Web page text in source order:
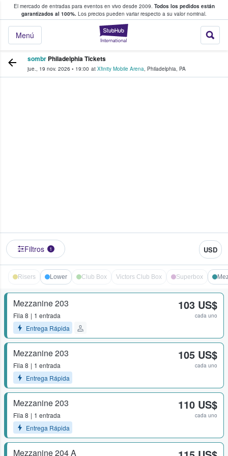
El mercado de entradas para eventos en vivo desde 2009. Todos los pedidos están
garantizados al 100%. Los precios pueden variar respecto a su valor nominal.
StubHub:
Menú
y venta de entradas entre fans
sombr Philadelphia Tickets
jue., 19 nov. 2026 • 19:00 at Xfinity Mobile Arena, Philadelphia, PA
Filtros 1 USD
Risers Lower Club Box Victors Club Box Superbox
Mezzanine 203
Fila 8
1 entrada
Entrega Rápida
103 US$
cada uno
Mezzanine 203
Fila 8
1 entrada
Entrega Rápida
105 US$
cada uno
Mezzanine 203
Fila 8
1 entrada
Entrega Rápida
110 US$
cada uno
Mezzanine 204 A